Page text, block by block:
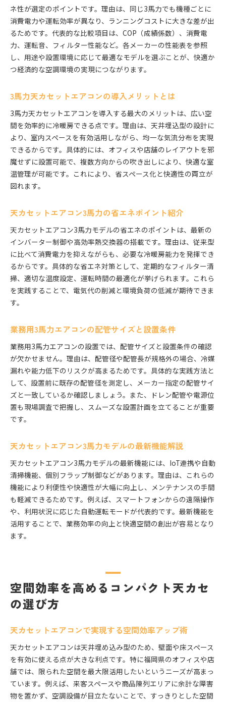
ネ性が選定のポイントです。理由は、同じ3馬力でも機種ごとに
消費電力や運転効率が異なり、ランニングコストに大きな差が出
るためです。代表的な比較項目は、COP（成績係数）、消費電
力、運転音、フィルター性能など。各メーカーの性能表を参照
し、用途や設置環境に応じて最適なモデルを選ぶことが、快適か
つ経済的な空調環境の実現につながります。
3馬力天カセットエアコンの導入メリットとは
3馬力天カセットエアコンを導入する最大のメリットは、広い空
間を効率的に冷暖房できる点です。理由は、天井埋込型の設計に
より、室内スペースを有効活用しながら、均一な気流分布を実現
できるからです。具体的には、オフィスや店舗のレイアウトを邪
魔せずに設置可能で、複数方向からの吹き出しにより、快適な室
温管理が可能です。これにより、省スペース化と快適性の両立が
図れます。
天カセットエアコン3馬力の省エネポイント紹介
天カセットエアコン3馬力モデルの省エネのポイントは、最新の
インバーター制御や高効率熱交換器の搭載です。理由は、従来型
に比べて消費電力を抑えながらも、必要な冷暖房能力を発揮でき
るからです。具体的な省エネ対策として、定期的なフィルター清
掃、適切な温度設定、運転時間の最適化が挙げられます。これら
を実践することで、電気代の削減と環境負荷の低減が期待できま
す。
業務用3馬力エアコンの配管サイズと設置条件
業務用3馬力エアコンの設置では、配管サイズと設置条件の確認
が欠かせません。理由は、配管径や配管長が規格外の場合、冷媒
漏れや能力低下のリスクが高まるためです。具体的な実践方法と
して、設置前に既存の配管径を測定し、メーカー指定の配管サイ
ズと一致しているか確認しましょう。また、ドレン配管や電源位
置も現場調査で把握し、スムーズな設置計画を立てることが重要
です。
天カセットエアコン3馬力モデルの最新機能解説
天カセットエアコン3馬力モデルの最新機能には、IoT連携や自動
清掃機能、個別フラップ制御などがあります。理由は、これらの
機能により利便性や快適性が大幅に向上し、メンテナンスの手間
も軽減できるためです。例えば、スマートフォンからの遠隔操作
や、利用状況に応じた自動運転モードが代表的です。最新機能を
活用することで、業務効率の向上と快適空間の創出が容易となり
ます。
空間効率を高めるコンパクト天カセ
の選び方
天カセットエアコンで実現する空間効率アップ術
天カセットエアコンは天井埋め込み型のため、壁面や床スペース
を有効に使える点が大きな利点です。特に福岡県のオフィスや店
舗では、限られた空間を最大限活用したいというニーズが高まっ
ています。例えば、来客スペースや商品陳列エリアに余計な障害
物を置かず、空調設備が目立たないことで、すっきりとした空間